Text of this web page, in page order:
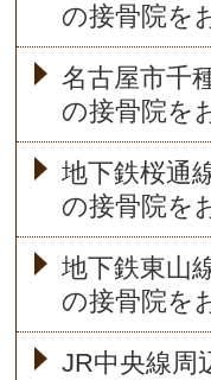
の接骨院を
名古屋市千
の接骨院を
地下鉄桜通
の接骨院を
地下鉄東山
の接骨院を
JR中央線周